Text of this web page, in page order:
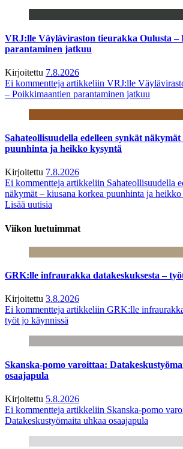
VRJ:lle Väyläviraston tieurakka Oulusta –
parantaminen jatkuu
Kirjoitettu 7.8.2026
Ei kommentteja artikkeliin VRJ:lle
– Poikkimaantien parantaminen jatkuu
Sahateollisuudella edelleen synkät
puunhinta ja heikko kysyntä
Kirjoitettu 7.8.2026
Ei kommentteja artikkeliin Sahateollisuudella
näkymät – kiusana korkea puunhinta ja
Lisää uutisia
Viikon luetuimmat
GRK:lle infraurakka datakeskuksesta –
Kirjoitettu 3.8.2026
Ei kommentteja artikkeliin GRK:lle
työt jo käynnissä
Skanska-pomo varoittaa:
osaajapula
Kirjoitettu 5.8.2026
Ei kommentteja artikkeliin Skanska-pomo
Datakeskustyömaita uhkaa osaajapula